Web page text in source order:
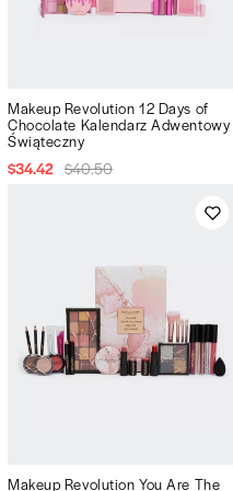
Makeup Revolution 12 Days of
Chocolate Kalendarz Adwentowy
Świąteczny
$34.42 $40.50
Makeup Revolution You Are The